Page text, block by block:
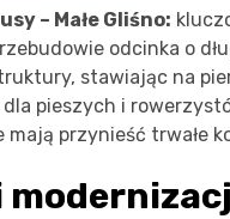
– Małe Gliśno:
odcinka o
stawiając na
pieszych i
przynieść trwałe